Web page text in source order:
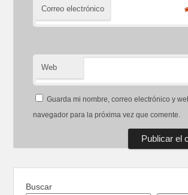
Correo electrónico
Web
Guarda mi nombre, correo electrónico y
navegador para la próxima vez que comente.
Buscar